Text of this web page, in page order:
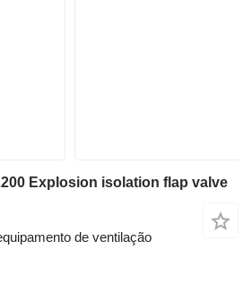
Explosion isolation flap valve
de ventilação